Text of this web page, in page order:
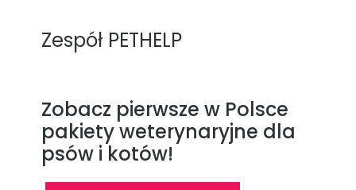
Zespół PETHELP
Zobacz pierwsze w Polsce
pakiety weterynaryjne dla
psów i kotów!